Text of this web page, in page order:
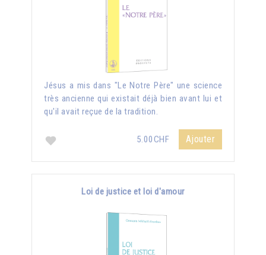
Jésus a mis dans "Le Notre Père" une science
très ancienne qui existait déjà bien avant lui et
qu'il avait reçue de la tradition.
5.00CHF Ajouter
Loi de justice et loi d'amour